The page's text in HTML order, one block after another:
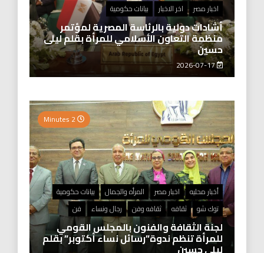
اخبار مصر
اخر الاخبار بيانات حكومية
أشادات دولية بالرئاسة المصرية لمؤتمر
منظمة التعاون الأسلامي للمرأة بقلم ليلى
حسين
2026-07-17
أخبار محليه اخبار مصر المرأه والجمال
بيانات حكومية
توك شو
ثقافه ثقافه وفن رجال ونساء فن
لجنة الثقافة والفنون بالمجلس القومي
للمرأة تنظم ندوة”رسائل نساء أكتوبر” بقلم
ليلى حسين